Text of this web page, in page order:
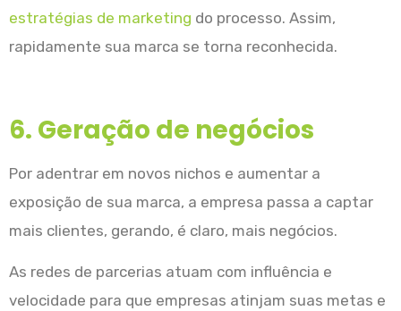
estratégias de marketing do processo. Assim,
rapidamente sua marca se torna reconhecida.
6. Geração de negócios
Por adentrar em novos nichos e aumentar a
exposição de sua marca, a empresa passa a captar
mais clientes, gerando, é claro, mais negócios.
As redes de parcerias atuam com influência e
velocidade para que empresas atinjam suas metas e